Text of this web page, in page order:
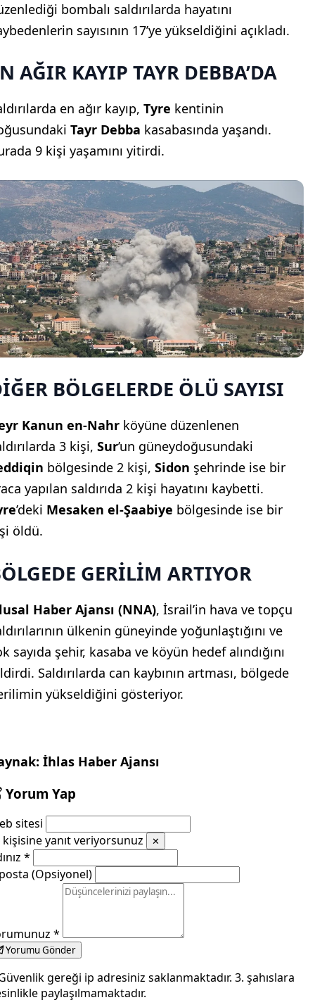
bombalı saldırılarda hayatını
sayısının 17’ye yükseldiğini açıkladı.
AĞIR KAYIP TAYR DEBBA’DA
en ağır kayıp, Tyre kentinin
Tayr Debba kasabasında yaşandı.
9 kişi yaşamını yitirdi.
BÖLGELERDE ÖLÜ SAYISI
Kanun en-Nahr köyüne düzenlenen
3 kişi, Sur’un güneydoğusundaki
bölgesinde 2 kişi, Sidon şehrinde ise bir
yapılan saldırıda 2 kişi hayatını kaybetti.
’deki Mesaken el-Şaabiye bölgesinde ise bir
öldü.
GERİLİM ARTIYOR
Haber Ajansı (NNA), İsrail’in hava ve topçu
ülkenin güneyinde yoğunlaştığını ve
sayıda şehir, kasaba ve köyün hedef alındığını
Saldırılarda can kaybının artması, bölgede
yükseldiğini gösteriyor.
İhlas Haber Ajansı
Yorum Yap
sitesi
kişisine yanıt veriyorsunuz
✕
*
(Opsiyonel)
*
Yorumu Gönder
gereği ip adresiniz saklanmaktadır. 3. şahıslara
paylaşılmamaktadır.